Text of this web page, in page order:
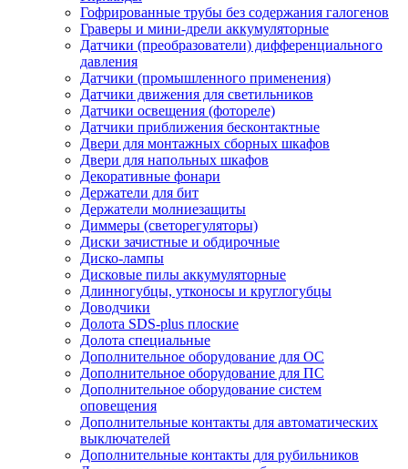
Гофрированные трубы без содержания галогенов
Граверы и мини-дрели аккумуляторные
Датчики (преобразователи) дифференциального
давления
Датчики (промышленного применения)
Датчики движения для светильников
Датчики освещения (фотореле)
Датчики приближения бесконтактные
Двери для монтажных сборных шкафов
Двери для напольных шкафов
Декоративные фонари
Держатели для бит
Держатели молниезащиты
Диммеры (светорегуляторы)
Диски зачистные и обдирочные
Диско-лампы
Дисковые пилы аккумуляторные
Длинногубцы, утконосы и круглогубцы
Доводчики
Долота SDS-plus плоские
Долота специальные
Дополнительное оборудование для ОС
Дополнительное оборудование для ПС
Дополнительное оборудование систем
оповещения
Дополнительные контакты для автоматических
выключателей
Дополнительные контакты для рубильников